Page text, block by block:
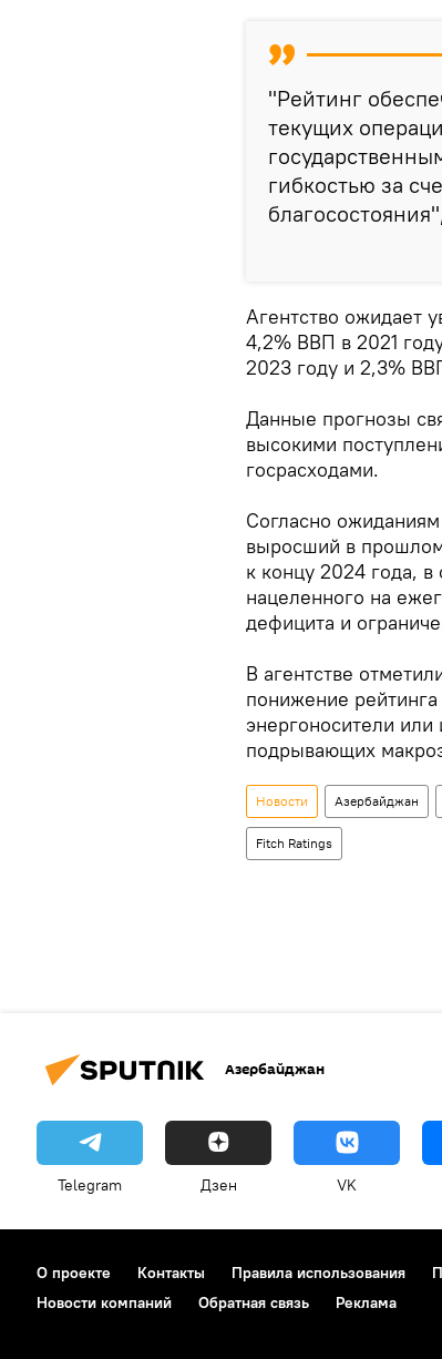
"Рейтинг
текущих
гибкостью за
Агентство ожидает
4,2% ВВП в 2021
2023 году и 2,3%
Данные прогнозы
высокими
госрасходами.
Согласно
выросший в
к концу 2024 года,
нацеленного на
дефицита и
В агентстве
понижение
энергоносители
подрывающих
Новости Азербайджан
Fitch Ratings
Азербайджан
Telegram Дзен VK
О проекте Контакты Правила использования
Новости компаний
Обратная связь Реклама